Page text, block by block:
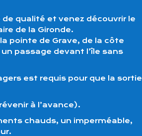
qualité et venez découvrir le
de la Gironde.
pointe de Grave, de la côte
passage devant l’île sans
est requis pour que la sortie
à l’avance).
chauds, un imperméable,